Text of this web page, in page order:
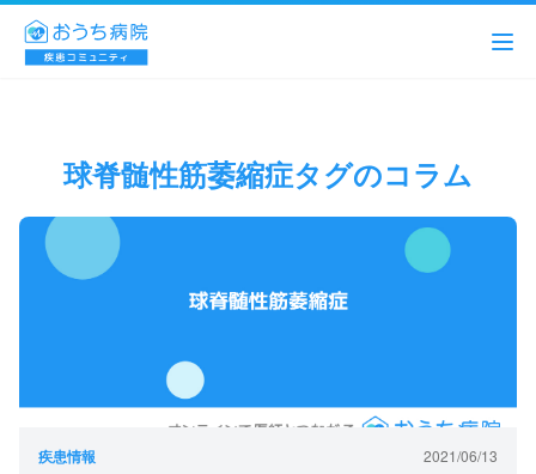
球脊髄性筋萎縮症タグのコラム
疾患情報 2021/06/13